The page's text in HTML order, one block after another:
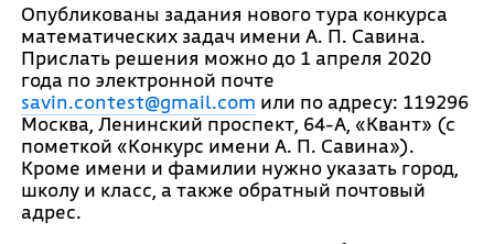
Опубликованы задания нового тура конкурса
математических задач имени А. П. Савина.
Прислать решения можно до 1 апреля 2020
года по электронной почте
savin.contest@gmail.com или по адресу: 119296
Москва, Ленинский проспект, 64-А, «Квант» (с
пометкой «Конкурс имени А. П. Савина»).
Кроме имени и фамилии нужно указать город,
школу и класс, а также обратный почтовый
адрес.